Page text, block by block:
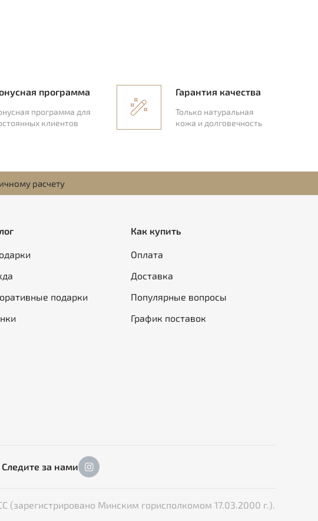
программа
программа для
клиентов
Гарантия качества
Только натуральная
кожа и долговечность
расчету
подарки
Как купить
Оплата
Доставка
Популярные вопросы
График поставок
Следите за нами
Минским горисполкомом 17.03.2000 г.).